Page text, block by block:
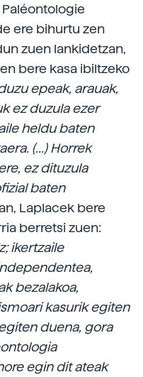
ere bihurtu zen
zuen lankidetzan,
bere kasa ibiltzeko
epeak, arauak,
ez duzula ezer
heldu baten
(...) Horrek
ez dituzula
baten
Laplacek bere
berretsi zuen:
ikertzaile
bezalakoa,
kasurik egiten
duena, gora
egin dit ateak